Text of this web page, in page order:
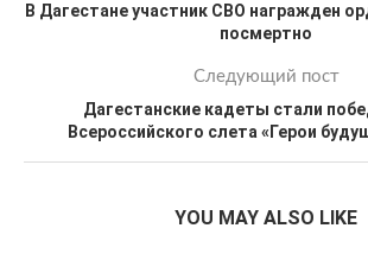
В Дагестане участник СВО награжден
посмертно
Следующий пост
Дагестанские кадеты стали
Всероссийского слета «Герои
YOU MAY ALSO LIKE